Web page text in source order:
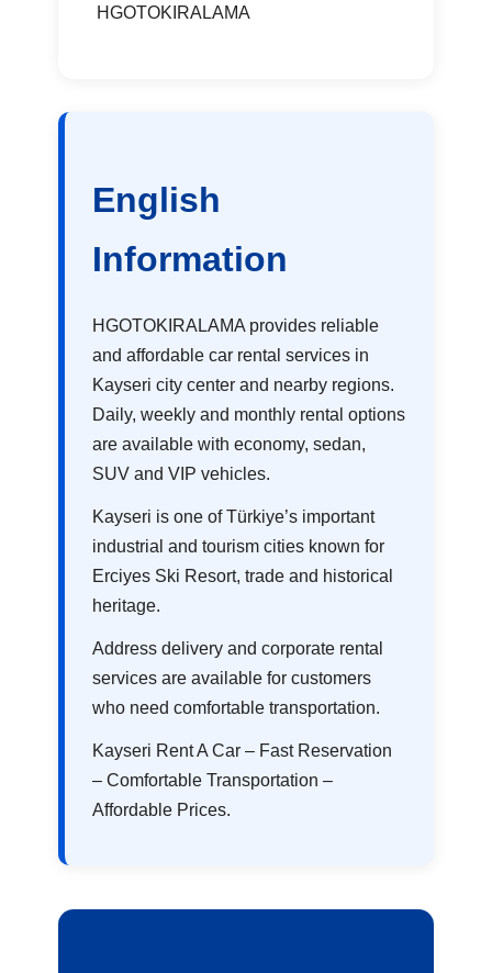
HGOTOKIRALAMA
English
Information
HGOTOKIRALAMA provides reliable
and affordable car rental services in
Kayseri city center and nearby regions.
Daily, weekly and monthly rental options
are available with economy, sedan,
SUV and VIP vehicles.
Kayseri is one of Türkiye’s important
industrial and tourism cities known for
Erciyes Ski Resort, trade and historical
heritage.
Address delivery and corporate rental
services are available for customers
who need comfortable transportation.
Kayseri Rent A Car – Fast Reservation
– Comfortable Transportation –
Affordable Prices.